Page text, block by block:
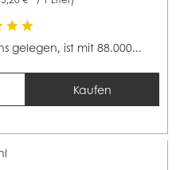
gelegen, ist mit 88.000...
Kaufen